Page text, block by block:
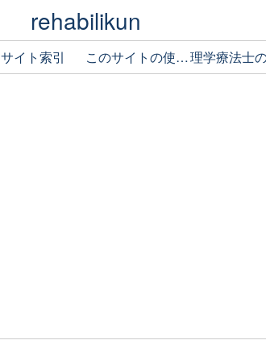
rehabilikun
サイト索引 このサイトの使い方